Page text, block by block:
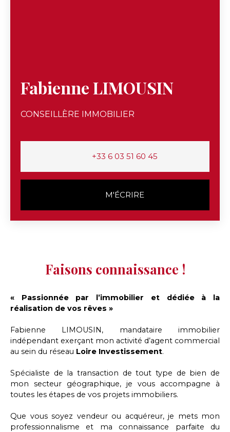
Fabienne LIMOUSIN
CONSEILLÈRE IMMOBILIER
+33 6 03 51 60 45
M'ÉCRIRE
Faisons connaissance !
« Passionnée par l’immobilier et dédiée à la
réalisation de vos rêves »
Fabienne LIMOUSIN, mandataire immobilier
indépendant exerçant mon activité d’agent commercial
au sein du réseau Loire Investissement.
Spécialiste de la transaction de tout type de bien de
mon secteur géographique, je vous accompagne à
toutes les étapes de vos projets immobiliers.
Que vous soyez vendeur ou acquéreur, je mets mon
professionnalisme et ma connaissance parfaite du